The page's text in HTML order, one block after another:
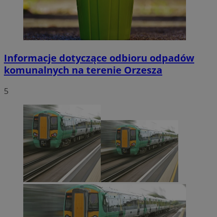
Informacje dotyczące odbioru odpadów
komunalnych na terenie Orzesza
5
zarządzanie kontem. Bez niezbędnych plików cookie nie można
prawidłowo korzystać ze strony internetowej.
Nazwa
/
Domena
MvSessID orzesze.com.pl
VISITOR_PRIVACY_METADATA
YouTube
.youtube.com